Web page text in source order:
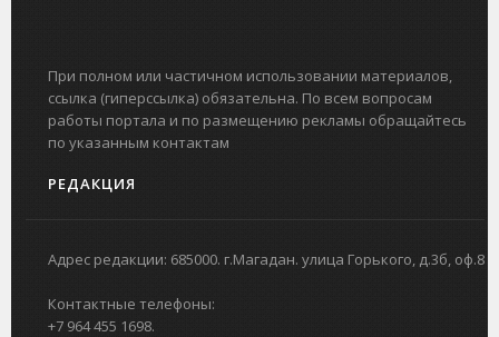
При полном или частичном использовании материалов,
ссылка (гиперссылка) обязательна. По всем вопросам
работы портала и по размещению рекламы обращайтесь
по указанным контактам
РЕДАКЦИЯ
Адрес редакции: 685000. г.Магадан. улица Горького, д.3б, оф.8
Контактные телефоны:
+7 964 455 1698.